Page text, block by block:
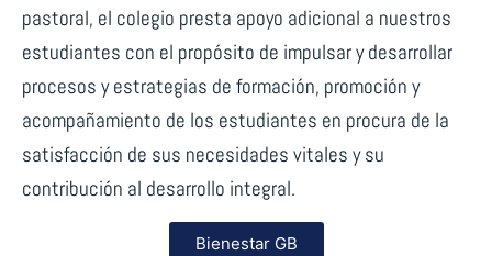
pastoral, el colegio presta apoyo adicional a nuestros
estudiantes con el propósito de impulsar y desarrollar
procesos y estrategias de formación, promoción y
acompañamiento de los estudiantes en procura de la
satisfacción de sus necesidades vitales y su
contribución al desarrollo integral.
Bienestar GB